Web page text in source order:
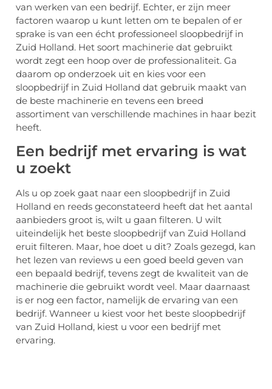
van werken van een bedrijf. Echter, er zijn meer
factoren waarop u kunt letten om te bepalen of er
sprake is van een écht professioneel sloopbedrijf in
Zuid Holland. Het soort machinerie dat gebruikt
wordt zegt een hoop over de professionaliteit. Ga
daarom op onderzoek uit en kies voor een
sloopbedrijf in Zuid Holland dat gebruik maakt van
de beste machinerie en tevens een breed
assortiment van verschillende machines in haar bezit
heeft.
Een bedrijf met ervaring is wat
u zoekt
Als u op zoek gaat naar een sloopbedrijf in Zuid
Holland en reeds geconstateerd heeft dat het aantal
aanbieders groot is, wilt u gaan filteren. U wilt
uiteindelijk het beste sloopbedrijf van Zuid Holland
eruit filteren. Maar, hoe doet u dit? Zoals gezegd, kan
het lezen van reviews u een goed beeld geven van
een bepaald bedrijf, tevens zegt de kwaliteit van de
machinerie die gebruikt wordt veel. Maar daarnaast
is er nog een factor, namelijk de ervaring van een
bedrijf. Wanneer u kiest voor het beste sloopbedrijf
van Zuid Holland, kiest u voor een bedrijf met
ervaring.